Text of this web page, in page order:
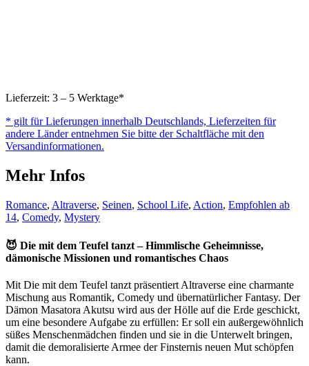
Lieferzeit: 3 – 5 Werktage*
* gilt für Lieferungen innerhalb Deutschlands, Lieferzeiten für
andere Länder entnehmen Sie bitte der Schaltfläche mit den
Versandinformationen.
Mehr Infos
Romance, Altraverse, Seinen, School Life, Action, Empfohlen ab
14, Comedy, Mystery
😈 Die mit dem Teufel tanzt – Himmlische Geheimnisse,
dämonische Missionen und romantisches Chaos
Mit Die mit dem Teufel tanzt präsentiert Altraverse eine charmante
Mischung aus Romantik, Comedy und übernatürlicher Fantasy. Der
Dämon Masatora Akutsu wird aus der Hölle auf die Erde geschickt,
um eine besondere Aufgabe zu erfüllen: Er soll ein außergewöhnlich
süßes Menschenmädchen finden und sie in die Unterwelt bringen,
damit die demoralisierte Armee der Finsternis neuen Mut schöpfen
kann.